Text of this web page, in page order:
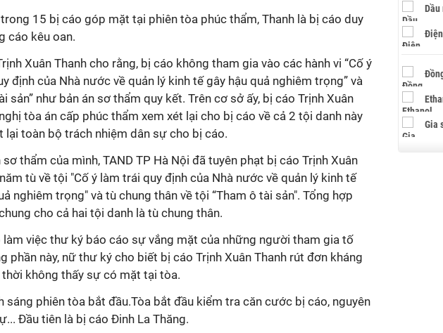
15 bị cáo góp mặt tại phiên tòa phúc thẩm, Thanh là bị cáo duy
cáo kêu oan.
Xuân Thanh cho rằng, bị cáo không tham gia vào các hành vi “Cố ý
định của Nhà nước về quản lý kinh tế gây hậu quả nghiêm trọng” và
sản” như bản án sơ thẩm quy kết. Trên cơ sở ấy, bị cáo Trịnh Xuân
tòa án cấp phúc thẩm xem xét lại cho bị cáo về cả 2 tội danh này
lại toàn bộ trách nhiệm dân sự cho bị cáo.
sơ thẩm của mình, TAND TP Hà Nội đã tuyên phạt bị cáo Trịnh Xuân
tù về tội "Cố ý làm trái quy định của Nhà nước về quản lý kinh tế
nghiêm trọng" và tù chung thân về tội “Tham ô tài sản". Tổng hợp
cho cả hai tội danh là tù chung thân.
làm việc thư ký báo cáo sự vắng mặt của những người tham gia tố
phần này, nữ thư ký cho biết bị cáo Trịnh Xuân Thanh rút đơn kháng
không thấy sự có mặt tại tòa.
sáng phiên tòa bắt đầu.Tòa bắt đầu kiểm tra căn cước bị cáo, nguyên
Đầu tiên là bị cáo Đinh La Thăng.
Dầu
Điện
Gia